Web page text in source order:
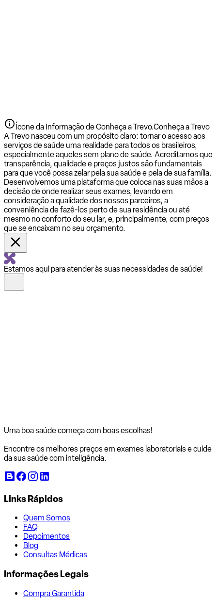
Ícone da Informação de Conheça a Trevo.Conheça a Trevo
A Trevo nasceu com um propósito claro: tornar o acesso aos
serviços de saúde uma realidade para todos os brasileiros,
especialmente aqueles sem plano de saúde. Acreditamos que
transparência, qualidade e preços justos são fundamentais
para que você possa zelar pela sua saúde e pela de sua família.
Desenvolvemos uma plataforma que coloca nas suas mãos a
decisão de onde realizar seus exames, levando em
consideração a qualidade dos nossos parceiros, a
conveniência de fazê-los perto de sua residência ou até
mesmo no conforto do seu lar, e, principalmente, com preços
que se encaixam no seu orçamento.
Estamos aqui para atender às suas necessidades de saúde!
Uma boa saúde começa com boas escolhas!
Encontre os melhores preços em exames laboratoriais e cuide
da sua saúde com inteligência.
Links Rápidos
Quem Somos
FAQ
Depoimentos
Blog
Consultas Médicas
Informações Legais
Compra Garantida